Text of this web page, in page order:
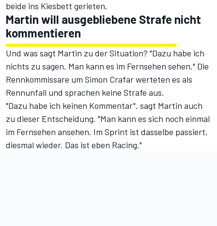
beide ins Kiesbett gerieten.
Martin will ausgebliebene Strafe nicht
kommentieren
Und was sagt Martin zu der Situation? "Dazu habe ich
nichts zu sagen. Man kann es im Fernsehen sehen." Die
Rennkommissare um Simon Crafar werteten es als
Rennunfall und sprachen keine Strafe aus.
"Dazu habe ich keinen Kommentar", sagt Martin auch
zu dieser Entscheidung. "Man kann es sich noch einmal
im Fernsehen ansehen. Im Sprint ist dasselbe passiert,
diesmal wieder. Das ist eben Racing."